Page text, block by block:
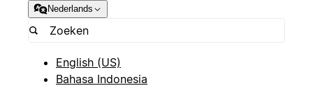
Nederlands
English (US)
Bahasa Indonesia